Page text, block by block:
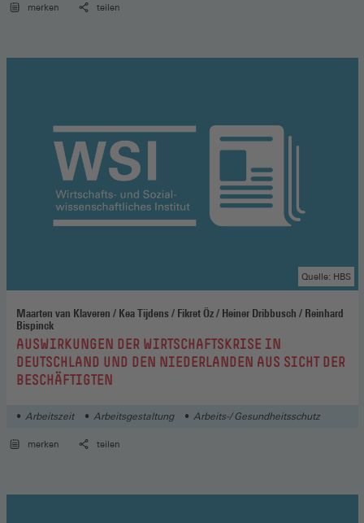
merken teilen
Maarten van Klaveren / Kea Tijdens / Fikret Öz / Heiner Dribbusch / Reinhard
Bispinck
:AUSWIRKUNGEN DER WIRTSCHAFTSKRISE IN
DEUTSCHLAND UND DEN NIEDERLANDEN AUS SICHT DER
BESCHÄFTIGTEN
Quelle: HBS
Arbeitszeit Arbeitsgestaltung Arbeits-/ Gesundheitsschutz
merken teilen